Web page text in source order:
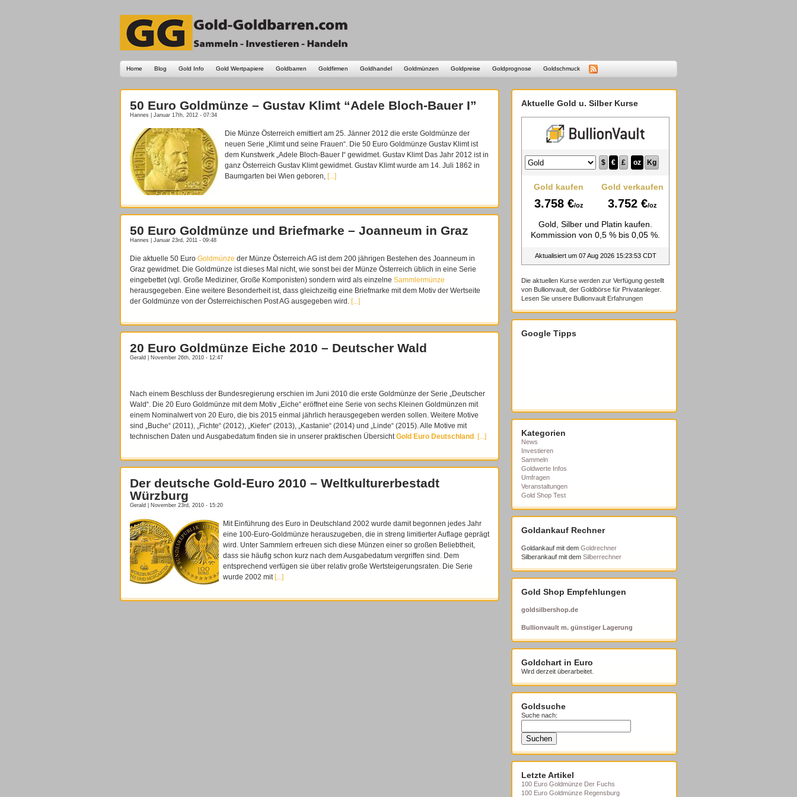
Home Blog Gold Info Gold Wertpapiere Goldbarren Goldfirmen Goldhandel Goldmünzen Goldpreise Goldprognose Goldschmuck
50 Euro Goldmünze – Gustav Klimt “Adele Bloch-Bauer I”
Hannes | Januar 17th, 2012 - 07:34
Die Münze Österreich emittiert am 25. Jänner 2012 die erste Goldmünze der
neuen Serie „Klimt und seine Frauen“. Die 50 Euro Goldmünze Gustav Klimt ist
dem Kunstwerk „Adele Bloch-Bauer I“ gewidmet. Gustav Klimt Das Jahr 2012 ist in
ganz Österreich Gustav Klimt gewidmet. Gustav Klimt wurde am 14. Juli 1862 in
Baumgarten bei Wien geboren, [...]
50 Euro Goldmünze und Briefmarke – Joanneum in Graz
Hannes | Januar 23rd, 2011 - 09:48
Die aktuelle 50 Euro Goldmünze der Münze Österreich AG ist dem 200 jährigen Bestehen des Joanneum in
Graz gewidmet. Die Goldmünze ist dieses Mal nicht, wie sonst bei der Münze Österreich üblich in eine Serie
eingebettet (vgl. Große Mediziner, Große Komponisten) sondern wird als einzelne Sammlermünze
herausgegeben. Eine weitere Besonderheit ist, dass gleichzeitig eine Briefmarke mit dem Motiv der Wertseite
der Goldmünze von der Österreichischen Post AG ausgegeben wird. [...]
20 Euro Goldmünze Eiche 2010 – Deutscher Wald
Gerald | November 26th, 2010 - 12:47
Nach einem Beschluss der Bundesregierung erschien im Juni 2010 die erste Goldmünze der Serie „Deutscher
Wald“. Die 20 Euro Goldmünze mit dem Motiv „Eiche“ eröffnet eine Serie von sechs Kleinen Goldmünzen mit
einem Nominalwert von 20 Euro, die bis 2015 einmal jährlich herausgegeben werden sollen. Weitere Motive
sind „Buche“ (2011), „Fichte“ (2012), „Kiefer“ (2013), „Kastanie“ (2014) und „Linde“ (2015). Alle Motive mit
technischen Daten und Ausgabedatum finden sie in unserer praktischen ÜbersichtGold Euro Deutschland . [...]
Der deutsche Gold-Euro 2010 – Weltkulturerbestadt
Würzburg
Gerald | November 23rd, 2010 - 15:20
Mit Einführung des Euro in Deutschland 2002 wurde damit begonnen jedes Jahr
eine 100-Euro-Goldmünze herauszugeben, die in streng limitierter Auflage geprägt
wird. Unter Sammlern erfreuen sich diese Münzen einer so großen Beliebtheit,
dass sie häufig schon kurz nach dem Ausgabedatum vergriffen sind. Dem
entsprechend verfügen sie über relativ große Wertsteigerungsraten. Die Serie
wurde 2002 mit [...]
Aktuelle Gold u. Silber Kurse
Die aktuellen Kurse werden zur Verfügung gestellt
von Bullionvault, der Goldbörse für Privatanleger.
Lesen Sie unsere Bullionvault Erfahrungen
Google Tipps
Kategorien
News
Investieren
Sammeln
Goldwerte Infos
Umfragen
Veranstaltungen
Gold Shop Test
Goldankauf Rechner
Goldankauf mit dem Goldrechner
Silberankauf mit dem Silberrechner
Gold Shop Empfehlungen
goldsilbershop.de
Bullionvault m. günstiger Lagerung
Goldchart in Euro
Wird derzeit überarbeitet.
Goldsuche
Suche nach:
Letzte Artikel
100 Euro Goldmünze Der Fuchs
100 Euro Goldmünze Regensburg